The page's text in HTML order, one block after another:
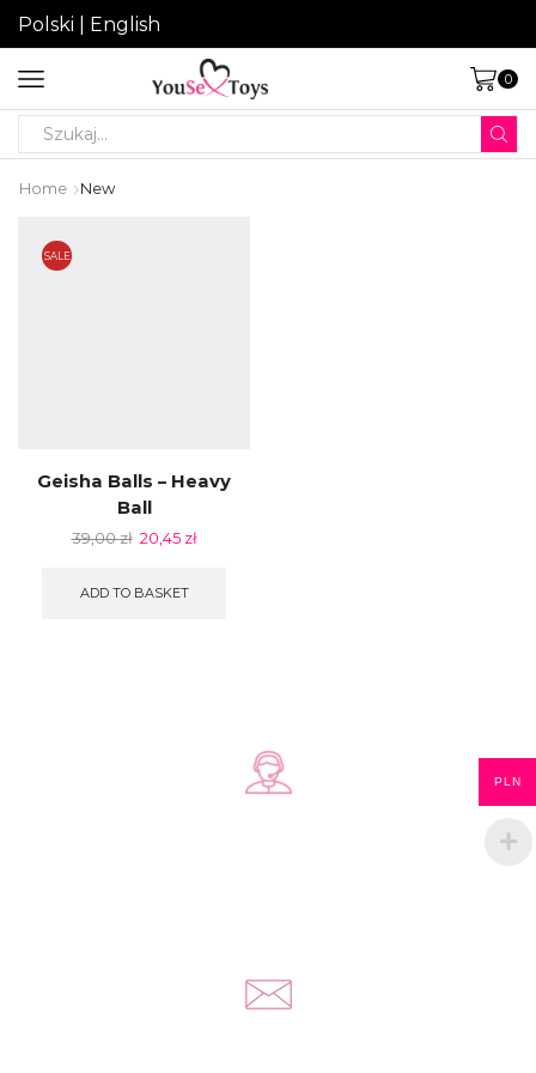
Polski English
0
Home New
SALE
Geisha Balls – Heavy
Ball
39,00zł 20,45 zł
ADD TO BASKET
PLN